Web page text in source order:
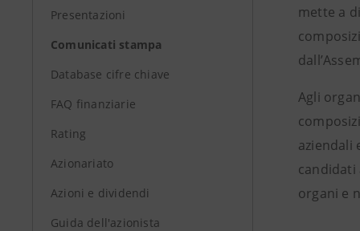
Presentazioni
Comunicati stampa
Database cifre chiave
FAQ finanziarie
Rating
Azionariato
Azioni e dividendi
Guida dell'azionista
mette a
Agli
aziendali
candidati
organi e